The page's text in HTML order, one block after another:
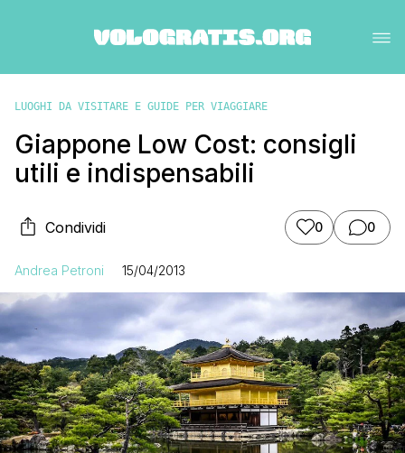
LUOGHI DA VISITARE E GUIDE PER VIAGGIARE
Giappone Low Cost: consigli
utili e indispensabili
Condividi 0 0
Andrea Petroni 15/04/2013